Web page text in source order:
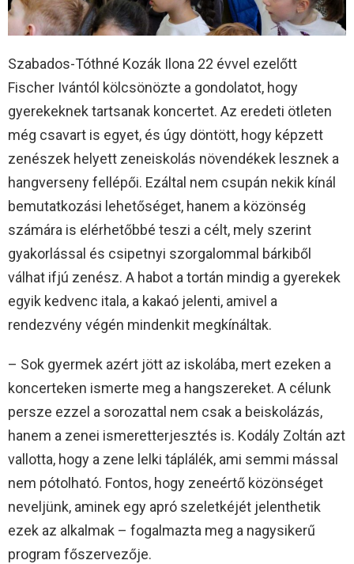
Szabados-Tóthné Kozák Ilona 22 évvel ezelőtt
Fischer Ivántól kölcsönözte a gondolatot, hogy
gyerekeknek tartsanak koncertet. Az eredeti ötleten
még csavart is egyet, és úgy döntött, hogy képzett
zenészek helyett zeneiskolás növendékek lesznek a
hangverseny fellépői. Ezáltal nem csupán nekik kínál
bemutatkozási lehetőséget, hanem a közönség
számára is elérhetőbbé teszi a célt, mely szerint
gyakorlással és csipetnyi szorgalommal bárkiből
válhat ifjú zenész. A habot a tortán mindig a gyerekek
egyik kedvenc itala, a kakaó jelenti, amivel a
rendezvény végén mindenkit megkínáltak.
– Sok gyermek azért jött az iskolába, mert ezeken a
koncerteken ismerte meg a hangszereket. A célunk
persze ezzel a sorozattal nem csak a beiskolázás,
hanem a zenei ismeretterjesztés is. Kodály Zoltán azt
vallotta, hogy a zene lelki táplálék, ami semmi mással
nem pótolható. Fontos, hogy zeneértő közönséget
neveljünk, aminek egy apró szeletkéjét jelenthetik
ezek az alkalmak – fogalmazta meg a nagysikerű
program főszervezője.